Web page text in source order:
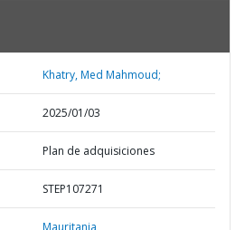
Khatry, Med Mahmoud;
2025/01/03
Plan de adquisiciones
STEP107271
Mauritania,